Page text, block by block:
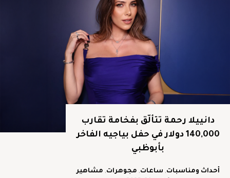
دانييلا رحمة تتألّق بفخامة تقارب
140,000 دولار في حفل بياجيه الفاخر
بأبوظبي
أحداث ومناسبات,ساعات,مجوهرات,مشاهير